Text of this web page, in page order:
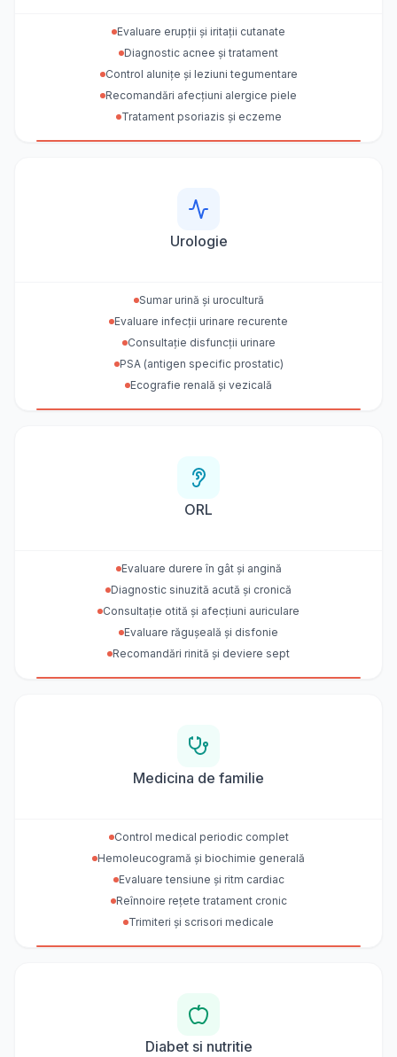
Evaluare erupții și iritații cutanate
Diagnostic acnee și tratament
Control alunițe și leziuni tegumentare
Recomandări afecțiuni alergice piele
Tratament psoriazis și eczeme
Urologie
Sumar urină și urocultură
Evaluare infecții urinare recurente
Consultație disfuncții urinare
PSA (antigen specific prostatic)
Ecografie renală și vezicală
ORL
Evaluare durere în gât și angină
Diagnostic sinuzită acută și cronică
Consultație otită și afecțiuni auriculare
Evaluare răgușeală și disfonie
Recomandări rinită și deviere sept
Medicina de familie
Control medical periodic complet
Hemoleucogramă și biochimie generală
Evaluare tensiune și ritm cardiac
Reînnoire rețete tratament cronic
Trimiteri și scrisori medicale
Diabet si nutritie